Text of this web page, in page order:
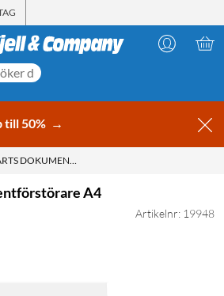
till 50% →
DOKUMENTFÖRSTÖRARE A4
A4
Artikelnr: 19948